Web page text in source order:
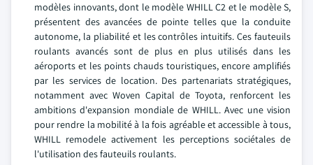
modèles innovants, dont le modèle WHILL C2 et le modèle S,
présentent des avancées de pointe telles que la conduite
autonome, la pliabilité et les contrôles intuitifs. Ces fauteuils
roulants avancés sont de plus en plus utilisés dans les
aéroports et les points chauds touristiques, encore amplifiés
par les services de location. Des partenariats stratégiques,
notamment avec Woven Capital de Toyota, renforcent les
ambitions d'expansion mondiale de WHILL. Avec une vision
pour rendre la mobilité à la fois agréable et accessible à tous,
WHILL remodele activement les perceptions sociétales de
l'utilisation des fauteuils roulants.